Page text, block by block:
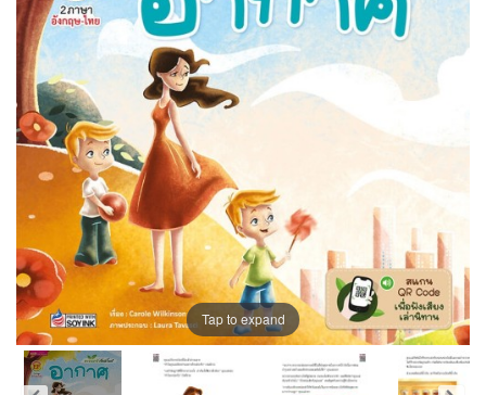
Tap to expand